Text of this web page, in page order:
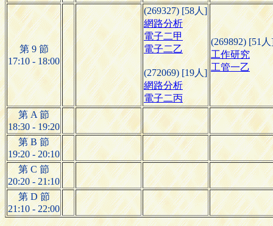
第 9 節
17:10 - 18:00
(269327) [58人]
網路分析
電子二甲
電子二乙
(272069) [19人]
網路分析
電子二丙
(269892) [51
工作研究
工管一乙
第 A 節
18:30 - 19:20
第 B 節
19:20 - 20:10
第 C 節
20:20 - 21:10
第 D 節
21:10 - 22:00